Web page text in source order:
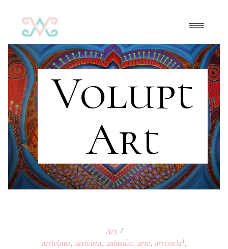
Volupt
Art
Art
activismo activista animales,arte ,artesocial,